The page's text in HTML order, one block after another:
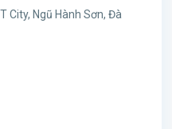
City, Ngũ Hành Sơn, Đà